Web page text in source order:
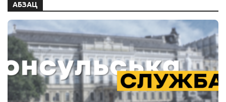
АБЗАЦ